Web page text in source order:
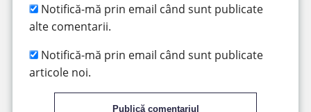
Notifică-mă prin email când sunt publicate
alte comentarii.
Notifică-mă prin email când sunt publicate
articole noi.
Publică comentariul